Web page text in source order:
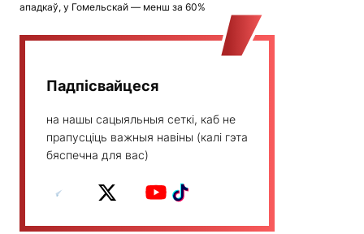
ападкаў, у Гомельскай — менш за 60%
Падпісвайцеся
на нашы сацыяльныя сеткі, каб не
прапусціць важныя навіны (калі гэта
бяспечна для вас)